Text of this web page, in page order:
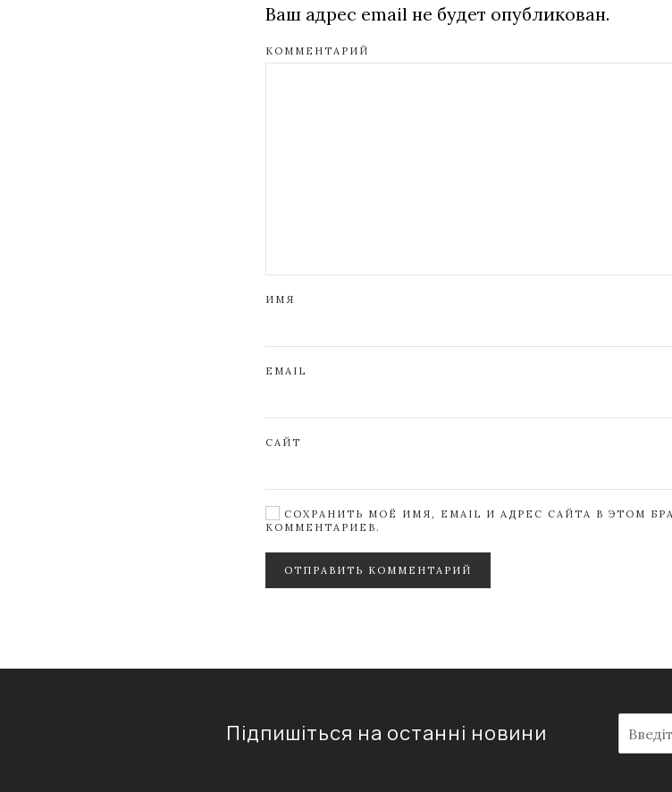
Ваш адрес email не будет опубликован.
КОММЕНТАРИЙ
ИМЯ
EMAIL
САЙТ
СОХРАНИТЬ МОЁ ИМЯ, EMAIL И АДРЕС САЙТА В ЭТОМ
КОММЕНТАРИЕВ.
ОТПРАВИТЬ КОММЕНТАРИЙ
Підпишіться на останні новини
m
a